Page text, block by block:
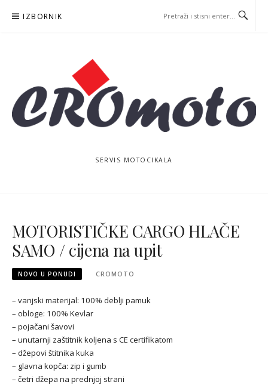
IZBORNIK
SERVIS MOTOCIKALA
MOTORISTIČKE CARGO HLAČE
SAMO / cijena na upit
NOVO U PONUDI CROMOTO
– vanjski materijal: 100% deblji pamuk
– obloge: 100% Kevlar
– pojačani šavovi
– unutarnji zaštitnik koljena s CE certifikatom
– džepovi štitnika kuka
– glavna kopča: zip i gumb
– četri džepa na prednjoj strani